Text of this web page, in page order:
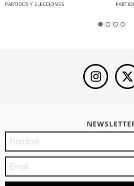
PARTIDOS Y ELECCIONES